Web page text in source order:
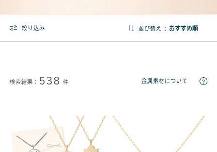
絞り込み 並び替え :
検索結果： 538 件 金属素材について